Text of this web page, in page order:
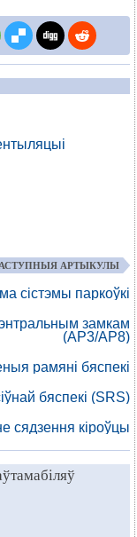
АРТЫКУЛЫ
сістэмы паркоўкі
замкам
(АР3/АР8)
рамяні бяспекі
бяспекі (SRS)
сядзення кіроўцы